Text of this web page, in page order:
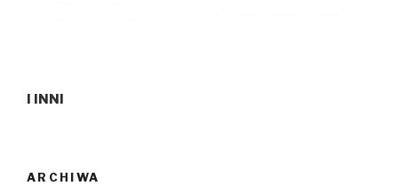
I INNI
ARCHIWA